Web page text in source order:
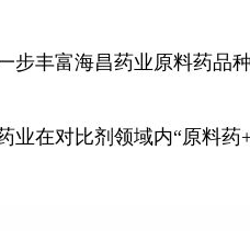
步丰富海昌药业原料药品
业在对比剂领域内“原料